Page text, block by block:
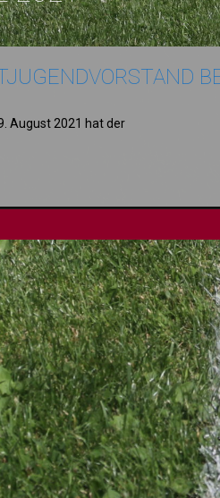
August 2021 hat der